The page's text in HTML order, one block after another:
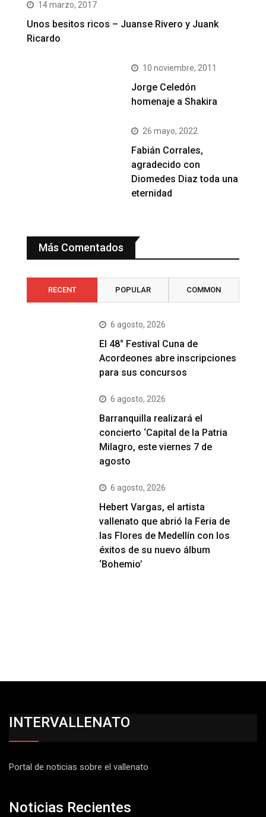
14 marzo, 2017
Unos besitos ricos – Juanse Rivero y Juank
Ricardo
10 noviembre, 2011
Jorge Celedón
homenaje a Shakira
26 mayo, 2022
Fabián Corrales,
agradecido con
Diomedes Diaz toda una
eternidad
Más Comentados
RECENT POPULAR COMMON
6 agosto, 2026
El 48° Festival Cuna de
Acordeones abre inscripciones
para sus concursos
6 agosto, 2026
Barranquilla realizará el
concierto ‘Capital de la Patria
Milagro, este viernes 7 de
agosto
6 agosto, 2026
Hebert Vargas, el artista
vallenato que abrió la Feria de
las Flores de Medellín con los
éxitos de su nuevo álbum
‘Bohemio’
INTERVALLENATO
Portal de noticias sobre el vallenato
Noticias Recientes